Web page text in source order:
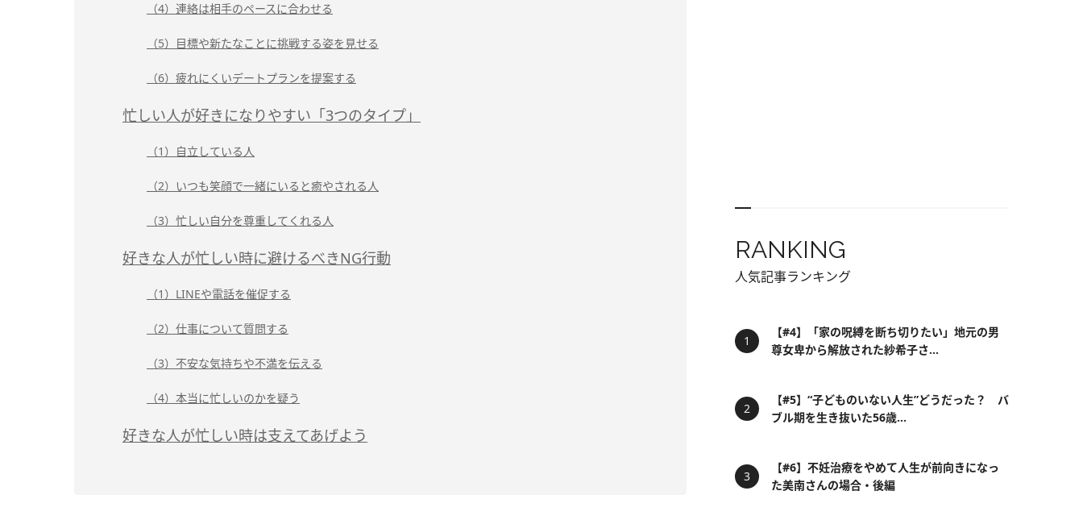
（4）連絡は相手のペースに合わせる
（5）目標や新たなことに挑戦する姿を見せる
（6）疲れにくいデートプランを提案する
忙しい人が好きになりやすい「3つのタイプ」
（1）自立している人
（2）いつも笑顔で一緒にいると癒やされる人
（3）忙しい自分を尊重してくれる人
好きな人が忙しい時に避けるべきNG行動
（1）LINEや電話を催促する
（2）仕事について質問する
（3）不安な気持ちや不満を伝える
（4）本当に忙しいのかを疑う
好きな人が忙しい時は支えてあげよう
RANKING
人気記事ランキング
【#4】「家の呪縛を断ち切りたい」地元の男
尊女卑から解放された紗希子さ...
【#5】“子どものいない人生”どうだった？ バ
ブル期を生き抜いた56歳...
【#6】不妊治療をやめて人生が前向きになっ
た美南さんの場合・後編